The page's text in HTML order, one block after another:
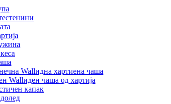
Wallидна хартиена чаша
Wallиден чаша од хартија
капак